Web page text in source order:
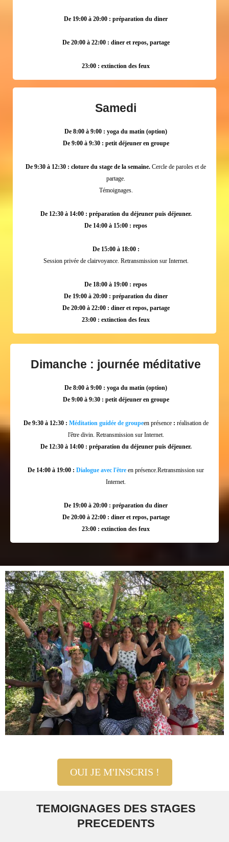
De 19:00 à 20:00 : préparation du diner
De 20:00 à 22:00 : diner et repos, partage
23:00 : extinction des feux
Samedi
De 8:00 à 9:00 : yoga du matin (option)
De 9:00 à 9:30 : petit déjeuner en groupe
De 9:30 à 12:30 : cloture du stage de la semaine. Cercle de paroles et de
partage.
Témoignages.
De 12:30 à 14:00 : préparation du déjeuner puis déjeuner.
De 14:00 à 15:00 : repos
De 15:00 à 18:00 :
Session privée de clairvoyance. Retransmission sur Internet.
De 18:00 à 19:00 : repos
De 19:00 à 20:00 : préparation du diner
De 20:00 à 22:00 : diner et repos, partage
23:00 : extinction des feux
Dimanche : journée méditative
De 8:00 à 9:00 : yoga du matin (option)
De 9:00 à 9:30 : petit déjeuner en groupe
De 9:30 à 12:30 : Méditation guidée de groupeen présence: réalisation de
l'être divin. Retransmission sur Internet.
De 12:30 à 14:00 : préparation du déjeuner puis déjeuner.
De 14:00 à 19:00 : Dialogue avec l'être en présence.Retransmission sur
Internet.
De 19:00 à 20:00 : préparation du diner
De 20:00 à 22:00 : diner et repos, partage
23:00 : extinction des feux
OUI JE M'INSCRIS !
TEMOIGNAGES DES STAGES
PRECEDENTS